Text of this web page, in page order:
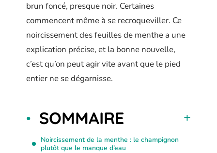
brun foncé, presque noir. Certaines
commencent même à se recroqueviller. Ce
noircissement des feuilles de menthe a une
explication précise, et la bonne nouvelle,
c’est qu’on peut agir vite avant que le pied
entier ne se dégarnisse.
SOMMAIRE
Noircissement de la menthe : le champignon
plutôt que le manque d’eau